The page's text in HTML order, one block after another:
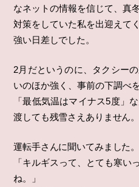
なネットの情報を信じて、真
対策をしていた私を出迎えて
強い日差しでした。
2月だというのに、タクシー
いのほか強く、事前の下調べ
「最低気温はマイナス5度」
渡しても残雪さえありません。
運転手さんに聞いてみました。
「キルギスって、とても寒い
ね。」